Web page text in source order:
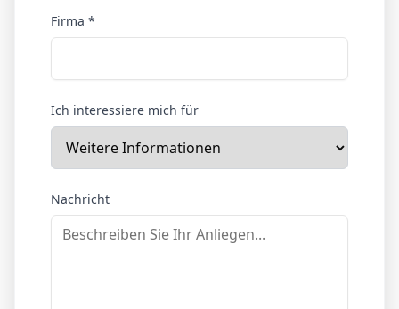
Firma *
Ich interessiere mich für
Nachricht